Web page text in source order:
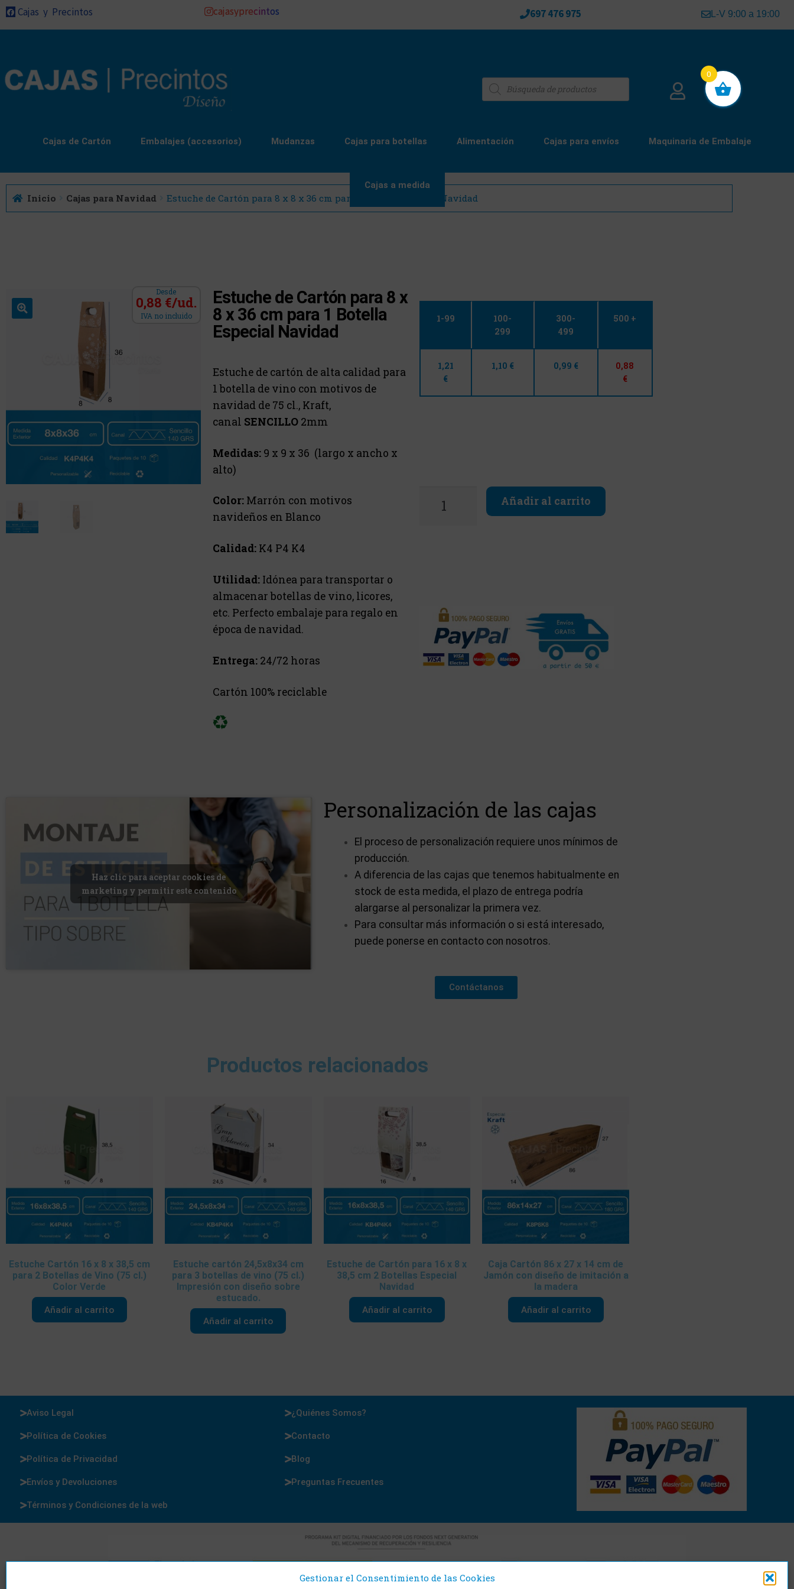
Gestionar el Consentimiento de las Cookies
Cajas y Precintos cajasyprecintos 697 476 975 L-V 9:00 a 19:00
Cajas de Cartón Embalajes (accesorios) Mudanzas Cajas para botellas Alimentación Cajas para envíos Maquinaria de Embalaje
Cajas a medida
Inicio Cajas para Navidad Estuche de Cartón para 8 x 8 x 36 cm para 1 Botella Especial Navidad
Desde
0,88 €/ud.
IVA no incluido
Estuche de Cartón para 8 x
8 x 36 cm para 1 Botella
Especial Navidad
Estuche de cartón de alta calidad para
1 botella de vino con motivos de
navidad de 75 cl., Kraft,
canal SENCILLO2mm
Medidas: 9 x 9 x 36 (largo x ancho x
alto)
Color:Marrón con motivos
navideños en Blanco
Calidad: K4 P4 K4
Utilidad:Idónea para transportar o
almacenar botellas de vino, licores,
etc. Perfecto embalaje para regalo en
época de navidad.
Entrega:24/72 horas
Cartón 100% reciclable
1-99
100-
299
300-
499
500 +
1,21
€
1,10 € 0,99 €
0,88
€
Añadir al carrito
Haz clic para aceptar cookies de
marketing y permitir este contenido
Personalización de las cajas
El proceso de personalización requiere unos mínimos de
producción.
A diferencia de las cajas que tenemos habitualmente en
stock de esta medida, el plazo de entrega podría
alargarse al personalizar la primera vez.
Para consultar más información o si está interesado,
puede ponerse en contacto con nosotros.
Contáctanos
Productos relacionados
Estuche Cartón 16 x 8 x 38,5 cm
para 2 Botellas de Vino (75 cl.)
Color Verde
Añadir al carrito
Estuche cartón 24,5x8x34 cm
para 3 botellas de vino (75 cl.)
Impresión con diseño sobre
estucado.
Añadir al carrito
Estuche de Cartón para 16 x 8 x
38,5 cm 2 Botellas Especial
Navidad
Añadir al carrito
Caja Cartón 86 x 27 x 14 cm de
Jamón con diseño de imitación a
la madera
Añadir al carrito
Aviso Legal
Política de Cookies
Política de Privacidad
Envíos y Devoluciones
Términos y Condiciones de la web
¿Quiénes Somos?
Contacto
Blog
Preguntas Frecuentes
0